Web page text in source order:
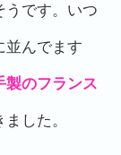
うです。いつ
並んでます
製のフランス
した。